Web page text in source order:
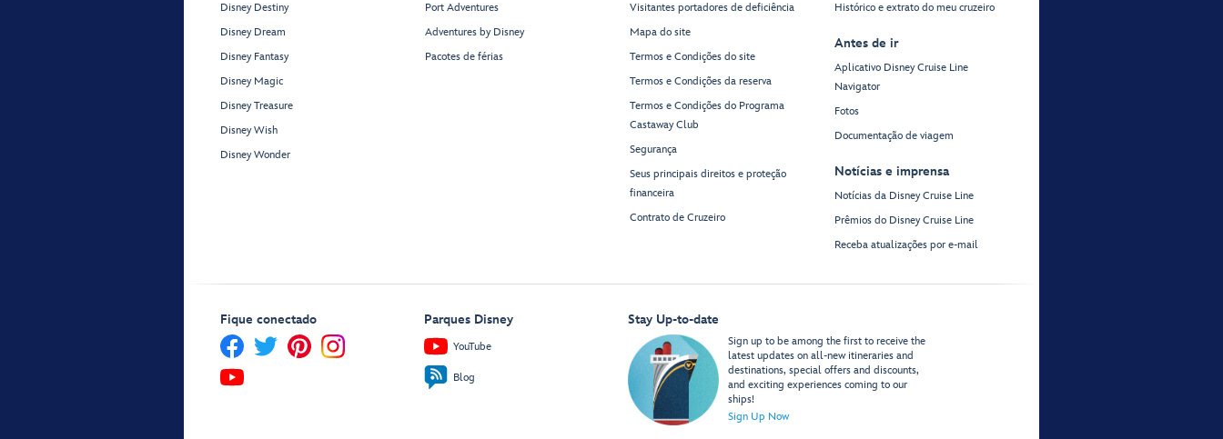
Disney Destiny
Disney Dream
Disney Fantasy
Disney Magic
Disney Treasure
Disney Wish
Disney Wonder
Port Adventures
Adventures by Disney
Pacotes de férias
Visitantes portadores de deficiência
Mapa do site
Termos e Condições do site
Termos e Condições da reserva
Termos e Condições do Programa
Castaway Club
Segurança
Seus principais direitos e proteção
financeira
Contrato de Cruzeiro
Histórico e extrato do meu cruzeiro
Antes de ir
Aplicativo Disney Cruise Line
Navigator
Fotos
Documentação de viagem
Notícias e imprensa
Notícias da Disney Cruise Line
Prêmios do Disney Cruise Line
Receba atualizações por e-mail
Fique conectado Parques Disney
YouTube
Blog
Stay Up-to-date
Sign up to be among the first to receive the
latest updates on all-new itineraries and
destinations, special offers and discounts,
and exciting experiences coming to our
ships!
Sign Up Now